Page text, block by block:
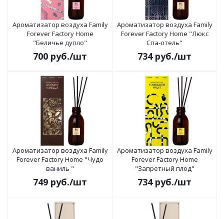
Ароматизатор воздуха Family
Forever Factory Home
"Беличье дупло"
700 руб./шт
Ароматизатор воздуха Family
Forever Factory Home "Люкс
Спа-отель"
734руб./шт
Ароматизатор воздуха Family
Forever Factory Home "Чудо
ваниль "
749 руб./шт
Ароматизатор воздуха Family
Forever Factory Home
"Запретный плод"
734руб./шт